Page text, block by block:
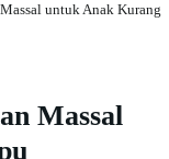
untuk Anak Kurang
Massal